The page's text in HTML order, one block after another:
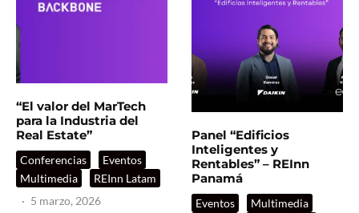
“El valor del MarTech
para la Industria del
Real Estate”
Conferencias
Eventos
Multimedia
REInn Latam
· 5 marzo, 2026
Panel “Edificios
Inteligentes y
Rentables” – REInn
Panamá
Eventos
Multimedia